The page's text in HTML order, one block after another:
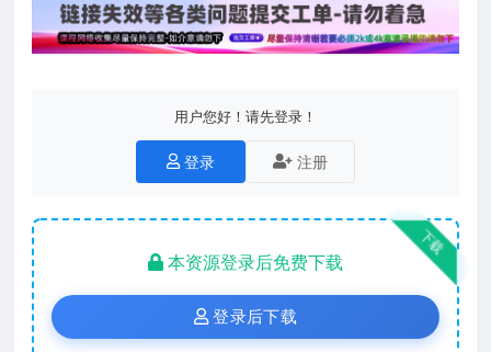
用户您好！请先登录！
登录 注册
下载
本资源登录后免费下载
登录后下载